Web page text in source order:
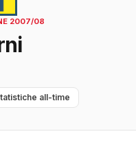
2007/08
all-time